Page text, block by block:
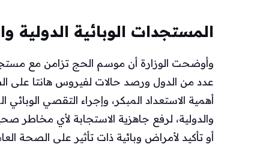
المستجدات الوبائية الدولية
وأوضحت الوزارة أن موسم الحج تزامن مع
عدد من الدول ورصد حالات لفيروس هانتا على
أهمية الاستعداد المبكر، وإجراء التقصي
والدولية، لرفع جاهزية الاستجابة لأي مخاطر
أو تأكيد لأمراض وبائية ذات تأثير على الصحة